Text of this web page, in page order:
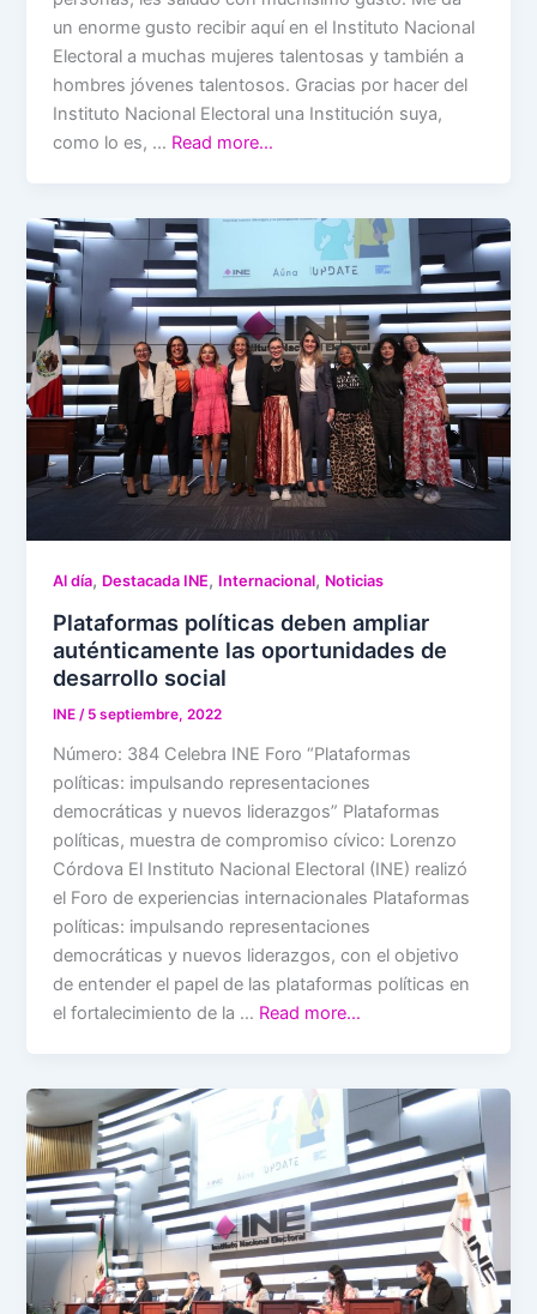
un enorme gusto recibir aquí en el Instituto Nacional
Electoral a muchas mujeres talentosas y también a
hombres jóvenes talentosos. Gracias por hacer del
Instituto Nacional Electoral una Institución suya,
como lo es, … Read more…
Al día, Destacada INE, Internacional, Noticias
Plataformas políticas deben ampliar
auténticamente las oportunidades de
desarrollo social
INE/ 5 septiembre, 2022
Número: 384 Celebra INE Foro “Plataformas
políticas: impulsando representaciones
democráticas y nuevos liderazgos” Plataformas
políticas, muestra de compromiso cívico: Lorenzo
Córdova El Instituto Nacional Electoral (INE) realizó
el Foro de experiencias internacionales Plataformas
políticas: impulsando representaciones
democráticas y nuevos liderazgos, con el objetivo
de entender el papel de las plataformas políticas en
el fortalecimiento de la … Read more…